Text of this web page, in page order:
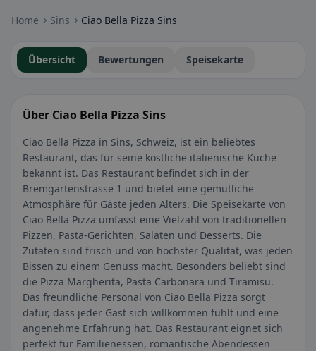
Home Sins Ciao Bella Pizza Sins
Übersicht Bewertungen Speisekarte
Über Ciao Bella Pizza Sins
Ciao Bella Pizza in Sins, Schweiz, ist ein beliebtes
Restaurant, das für seine köstliche italienische Küche
bekannt ist. Das Restaurant befindet sich in der
Bremgartenstrasse 1 und bietet eine gemütliche
Atmosphäre für Gäste jeden Alters. Die Speisekarte von
Ciao Bella Pizza umfasst eine Vielzahl von traditionellen
Pizzen, Pasta-Gerichten, Salaten und Desserts. Die
Zutaten sind frisch und von höchster Qualität, was jeden
Bissen zu einem Genuss macht. Besonders beliebt sind
die Pizza Margherita, Pasta Carbonara und Tiramisu.
Das freundliche Personal von Ciao Bella Pizza sorgt
dafür, dass jeder Gast sich willkommen fühlt und eine
angenehme Erfahrung hat. Das Restaurant eignet sich
perfekt für Familienessen, romantische Abendessen